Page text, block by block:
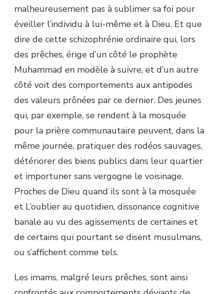
malheureusement pas à sublimer sa foi pour
éveiller l’individu à lui-même et à Dieu. Et que
dire de cette schizophrénie ordinaire qui, lors
des prêches, érige d’un côté le prophète
Muhammad en modèle à suivre, et d’un autre
côté voit des comportements aux antipodes
des valeurs prônées par ce dernier. Des jeunes
qui, par exemple, se rendent à la mosquée
pour la prière communautaire peuvent, dans la
même journée, pratiquer des rodéos sauvages,
détériorer des biens publics dans leur quartier
et importuner sans vergogne le voisinage.
Proches de Dieu quand ils sont à la mosquée
et L’oublier au quotidien, dissonance cognitive
banale au vu des agissements de certaines et
de certains qui pourtant se disent musulmans,
ou s’affichent comme tels.
Les imams, malgré leurs prêches, sont ainsi